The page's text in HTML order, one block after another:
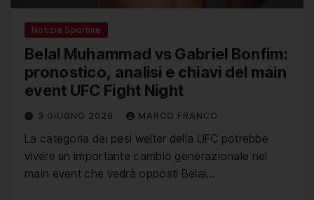
Notizie Sportive
Belal Muhammad vs Gabriel Bonfim:
pronostico, analisi e chiavi del main
event UFC Fight Night
3 GIUGNO 2026 MARCO FRANCO
La categoria dei pesi welter della UFC potrebbe
vivere un importante cambio generazionale nel
main event che vedrà opposti Belal…